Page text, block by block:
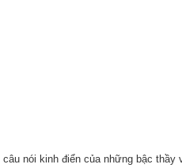
nói kinh điển của những bậc thầy